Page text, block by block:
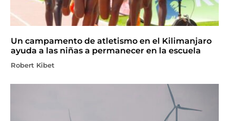
Un campamento de atletismo en el Kilimanjaro
ayuda a las niñas a permanecer en la escuela
Robert Kibet